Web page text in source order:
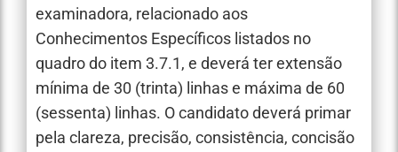
examinadora, relacionado aos
Conhecimentos Específicos listados no
quadro do item 3.7.1, e deverá ter extensão
mínima de 30 (trinta) linhas e máxima de 60
(sessenta) linhas. O candidato deverá primar
pela clareza, precisão, consistência, concisão